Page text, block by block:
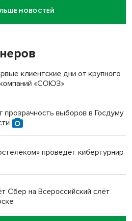
водителя за смерть
в новосибирском селе лошади
с женой вошли в топ-16
НОВОСТЕЙ
клиентские дни от крупного
«СОЮЗ»
прозрачность выборов в Госдуму
проведет кибертурнир
Сбер на Всероссийский слёт